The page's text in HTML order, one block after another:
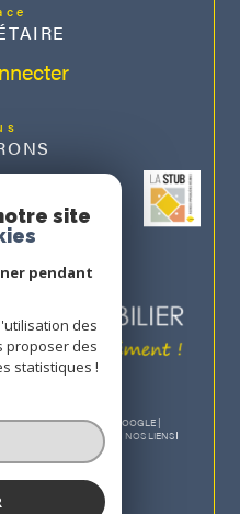
POWERED BY GOOGLE |
LÉGALES ADMIN
NOS LIENS
site
pendant
des
proposer des
statistiques !